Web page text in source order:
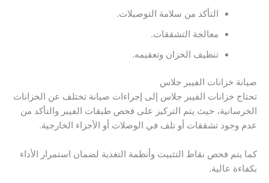
التأكد من سلامة التوصيلات.
معالجة التشققات.
تنظيف الخزان وتعقيمه.
صيانة خزانات الفيبر جلاس
تحتاج خزانات الفيبر جلاس إلى إجراءات صيانة تختلف عن الخزانات
الخرسانية، حيث يتم التركيز على فحص طبقات الفيبر والتأكد من
عدم وجود تشققات أو تلف في الوصلات أو الأجزاء الخارجية.
كما يتم فحص نقاط التثبيت وأنظمة التغذية لضمان استمرار الأداء
بكفاءة عالية.